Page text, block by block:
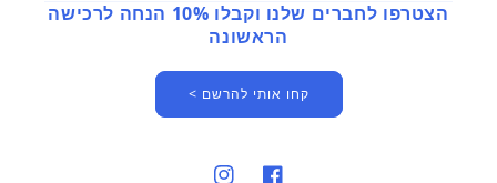
הצטרפו לחברים שלנו וקבלו 10% הנחה לרכישה
הראשונה
קחו אותי להרשם >